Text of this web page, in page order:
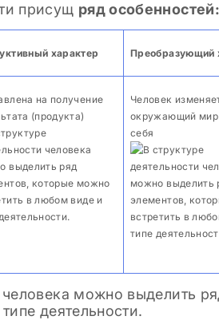
присущ ряд особенностей:
характер Преобразующий
на получение
(продукта)
Человек
окружающий мир
себя
человека можно выделить
деятельности.
Типы героев: «маленький» и
«лишний» человек